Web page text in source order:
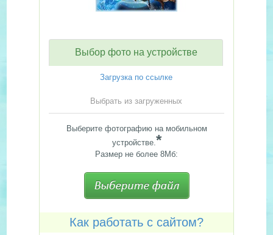
Выбор фото на устройстве
Загрузка по ссылке
Выбрать из загруженных
Выберите фотографию на мобильном
устройстве.*
Размер не более 8Мб:
Как работать с сайтом?